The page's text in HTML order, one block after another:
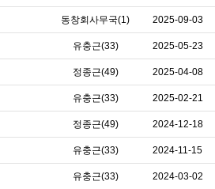
동창회사무국(1) 2025-09-03
유충근(33) 2025-05-23
정종근(49) 2025-04-08
유충근(33) 2025-02-21
정종근(49) 2024-12-18
유충근(33) 2024-11-15
유충근(33) 2024-03-02